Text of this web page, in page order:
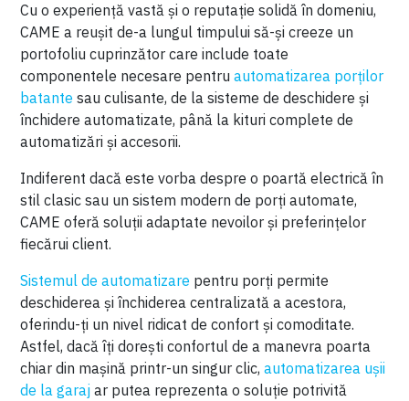
Cu o experiență vastă și o reputație solidă în domeniu,
CAME a reușit de-a lungul timpului să-și creeze un
portofoliu cuprinzător care include toate
componentele necesare pentruautomatizarea porților
batante sau culisante, de la sisteme de deschidere și
închidere automatizate, până la kituri complete de
automatizări și accesorii.
Indiferent dacă este vorba despre o poartă electrică în
stil clasic sau un sistem modern de porți automate,
CAME oferă soluții adaptate nevoilor și preferințelor
fiecărui client.
Sistemul de automatizare pentru porți permite
deschiderea și închiderea centralizată a acestora,
oferindu-ți un nivel ridicat de confort și comoditate.
Astfel, dacă îți dorești confortul de a manevra poarta
chiar din mașină printr-un singur clic,automatizarea ușii
de la garaj ar putea reprezenta o soluție potrivită